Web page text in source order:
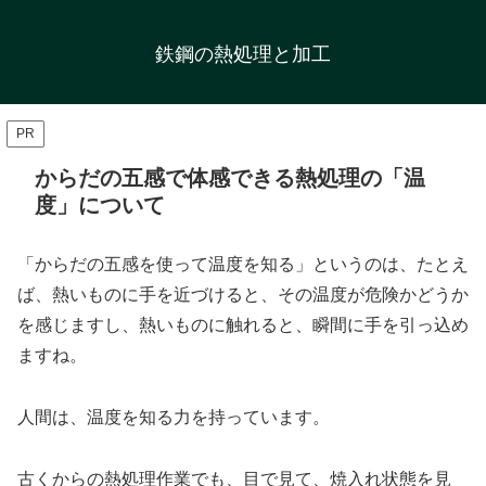
鉄鋼の熱処理と加工
PR
からだの五感で体感できる熱処理の「温
度」について
「からだの五感を使って温度を知る」というのは、たとえ
ば、熱いものに手を近づけると、その温度が危険かどうか
を感じますし、熱いものに触れると、瞬間に手を引っ込め
ますね。
人間は、温度を知る力を持っています。
古くからの熱処理作業でも、目で見て、焼入れ状態を見